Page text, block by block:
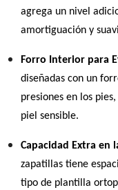
agrega un nivel
amortiguación y
Forro Interior para
diseñadas con un
presiones en los
piel sensible.
Capacidad Extra en
zapatillas tiene
tipo de plantilla